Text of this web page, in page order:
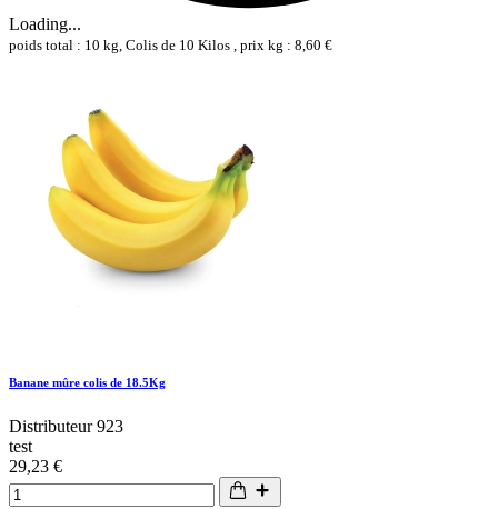
Loading...
poids total : 10 kg, Colis de 10 Kilos , prix kg : 8,60 €
Banane mûre colis de 18.5Kg
Distributeur 923
test
29,23 €